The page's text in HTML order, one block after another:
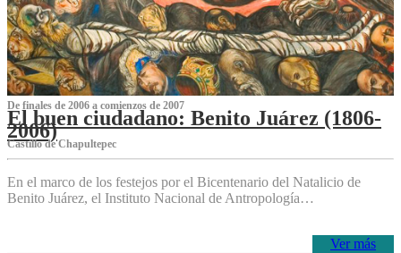
De finales de 2006 a comienzos de 2007
El buen ciudadano: Benito Juárez (1806-
2006)
Castillo de Chapultepec
En el marco de los festejos por el Bicentenario del Natalicio de
Benito Juárez, el Instituto Nacional de Antropología…
Ver más